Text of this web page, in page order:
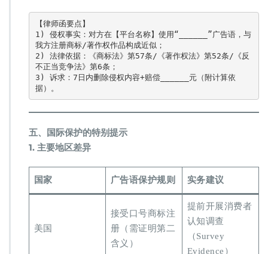
【律师函要点】
1) 侵权事实：对方在【平台名称】使用“______”广告语，与
我方注册商标/著作权作品构成近似；
2) 法律依据：《商标法》第57条/《著作权法》第52条/《反
不正当竞争法》第6条；
3) 诉求：7日内删除侵权内容+赔偿______元（附计算依
据）。
​五、国际保护的特别提示​
​1. 主要地区差异​
国家 广告语保护规则 实务建议
美国
接受口号商标注
册（需证明第二
含义）
提前开展消费者
认知调查
（Survey
Evidence）